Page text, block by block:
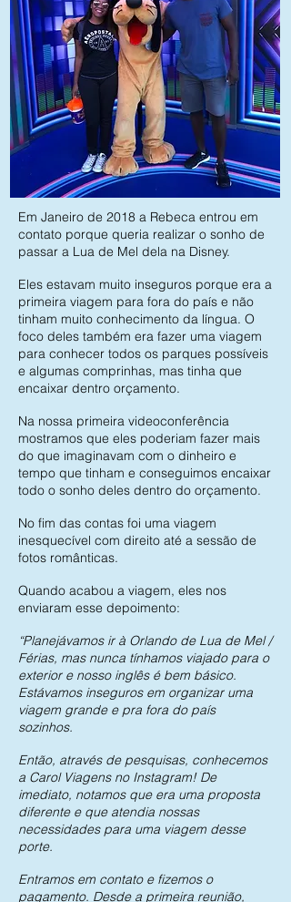
Em Janeiro de 2018 a Rebeca entrou em
contato porque queria realizar o sonho de
passar a Lua de Mel dela na Disney.
Eles estavam muito inseguros porque era a
primeira viagem para fora do país e não
tinham muito conhecimento da língua. O
foco deles também era fazer uma viagem
para conhecer todos os parques possíveis
e algumas comprinhas, mas tinha que
encaixar dentro orçamento.
Na nossa primeira videoconferência
mostramos que eles poderiam fazer mais
do que imaginavam com o dinheiro e
tempo que tinham e conseguimos encaixar
todo o sonho deles dentro do orçamento.
No fim das contas foi uma viagem
inesquecível com direito até a sessão de
fotos românticas.
Quando acabou a viagem, eles nos
enviaram esse depoimento:
“Planejávamos ir à Orlando de Lua de Mel /
Férias, mas nunca tínhamos viajado para o
exterior e nosso inglês é bem básico.
Estávamos inseguros em organizar uma
viagem grande e pra fora do país
sozinhos.
Então, através de pesquisas, conhecemos
a Carol Viagens no Instagram! De
imediato, notamos que era uma proposta
diferente e que atendia nossas
necessidades para uma viagem desse
porte.
Entramos em contato e fizemos o
pagamento. Desde a primeira reunião,